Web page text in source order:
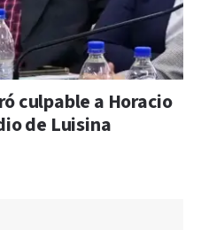
culpable a Horacio
de Luisina